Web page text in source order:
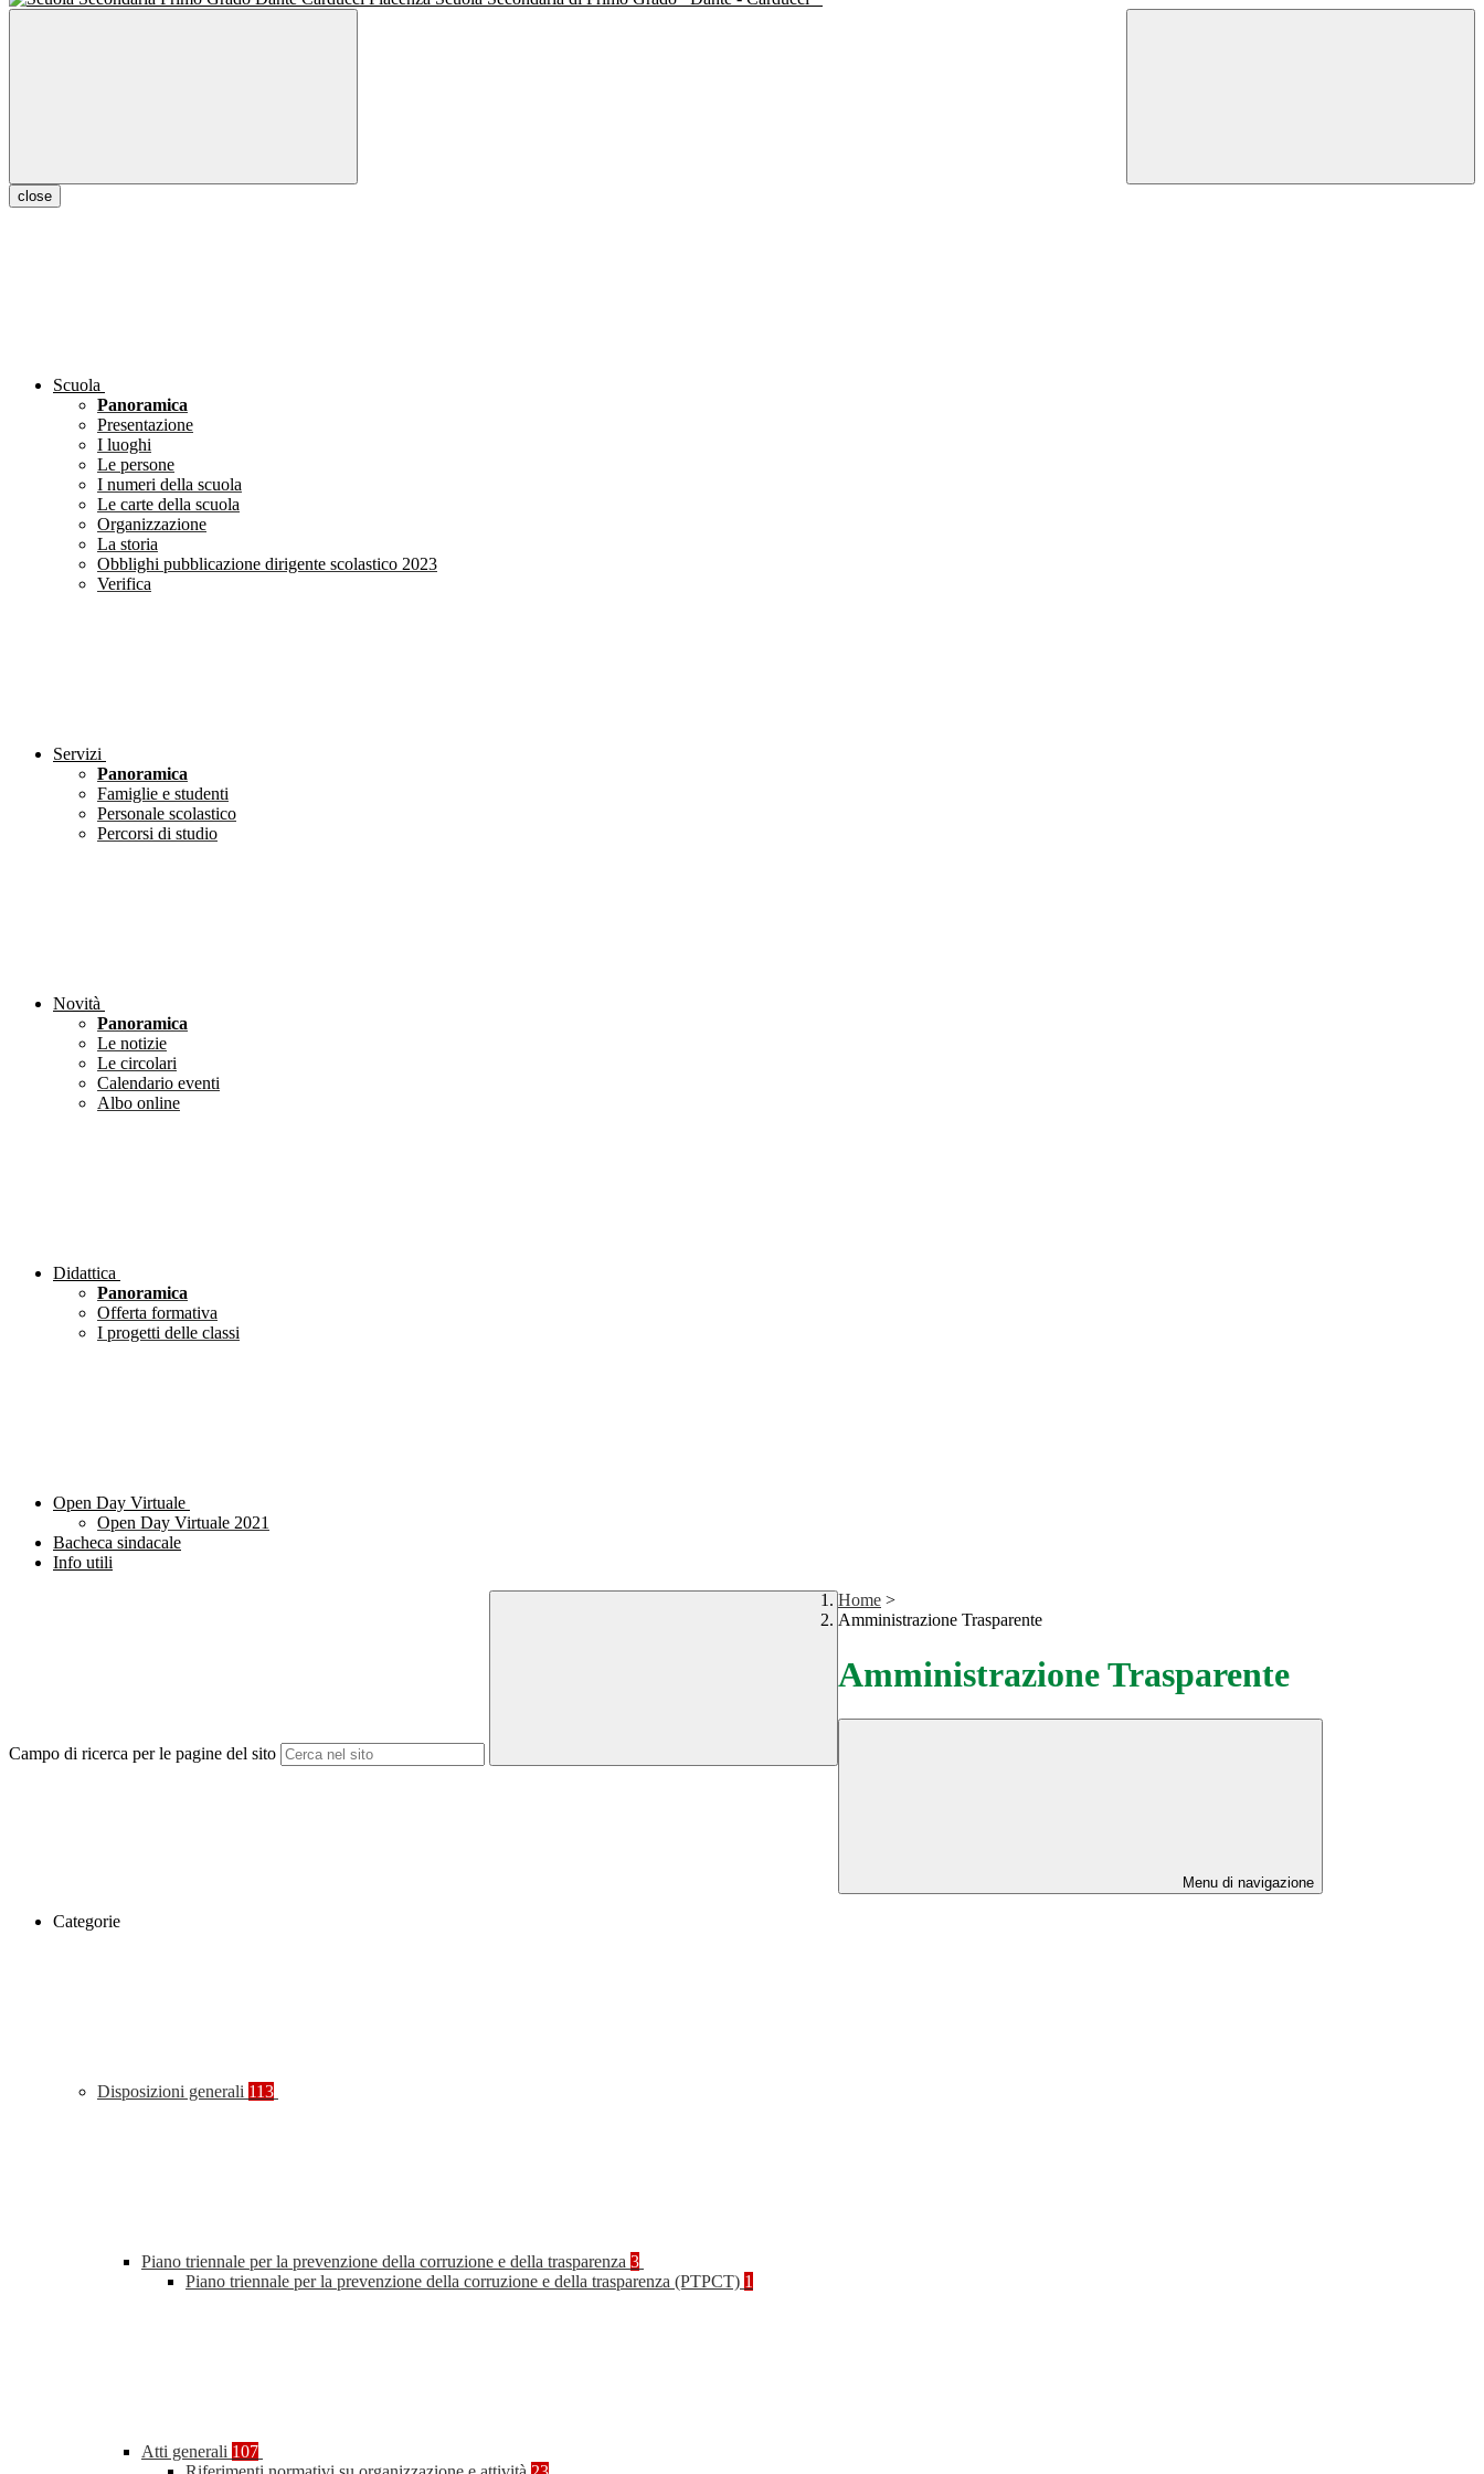
close
Scuola
Panoramica
Presentazione
I luoghi
Le persone
I numeri della scuola
Le carte della scuola
Organizzazione
La storia
Obblighi pubblicazione dirigente scolastico 2023
Verifica
Servizi
Panoramica
Famiglie e studenti
Personale scolastico
Percorsi di studio
Novità
Panoramica
Le notizie
Le circolari
Calendario eventi
Albo online
Didattica
Panoramica
Offerta formativa
I progetti delle classi
Open Day Virtuale
Open Day Virtuale 2021
Bacheca sindacale
Info utili
Campo di ricerca per le pagine del sito
Home >
Amministrazione Trasparente
Amministrazione Trasparente
Menu di navigazione
Categorie
Disposizioni generali 113
Piano triennale per la prevenzione della corruzione e della trasparenza 3
Piano triennale per la prevenzione della corruzione e della trasparenza (PTPCT) 1
Atti generali 107